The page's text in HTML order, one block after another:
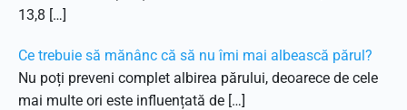
13,8 […]
Ce trebuie să mănânc că să nu îmi mai albească părul?
Nu poți preveni complet albirea părului, deoarece de cele
mai multe ori este influențată de […]